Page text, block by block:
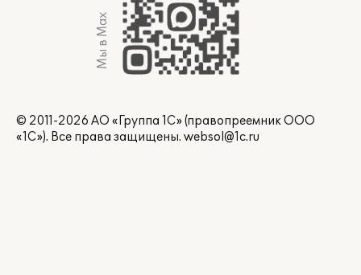
Мы в Max
© 2011-2026 АО «Группа 1С» (правопреемник ООО
«1С»). Все права защищены. websol@1c.ru